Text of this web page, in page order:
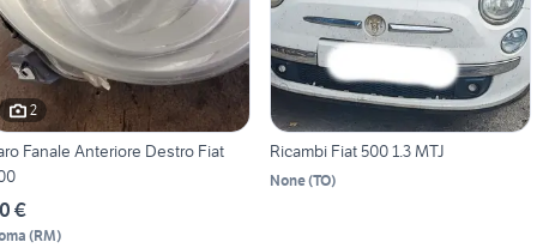
2
Fanale Anteriore Destro Fiat
€
(RM)
Ricambi Fiat 500 1.3 MTJ
None(TO)